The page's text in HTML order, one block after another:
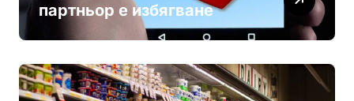
партньор е избягване